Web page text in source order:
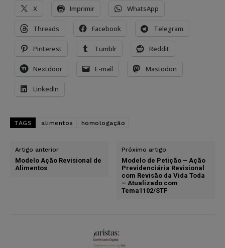
X Imprimir WhatsApp
Threads Facebook Telegram
Pinterest Tumblr Reddit
Nextdoor E-mail Mastodon
LinkedIn
TAGS alimentos homologação
Artigo anterior
Modelo Ação Revisional de
Alimentos
Próximo artigo
Modelo de Petição – Ação
Previdenciária Revisional
com Revisão da Vida Toda
– Atualizado com
Tema1102/STF